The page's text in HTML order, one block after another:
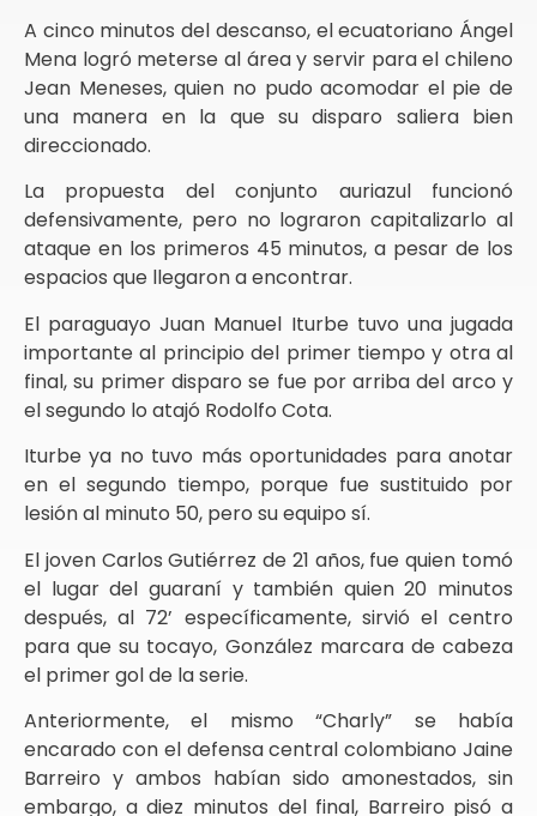
A cinco minutos del descanso, el ecuatoriano Ángel
Mena logró meterse al área y servir para el chileno
Jean Meneses, quien no pudo acomodar el pie de
una manera en la que su disparo saliera bien
direccionado.
La propuesta del conjunto auriazul funcionó
defensivamente, pero no lograron capitalizarlo al
ataque en los primeros 45 minutos, a pesar de los
espacios que llegaron a encontrar.
El paraguayo Juan Manuel Iturbe tuvo una jugada
importante al principio del primer tiempo y otra al
final, su primer disparo se fue por arriba del arco y
el segundo lo atajó Rodolfo Cota.
Iturbe ya no tuvo más oportunidades para anotar
en el segundo tiempo, porque fue sustituido por
lesión al minuto 50, pero su equipo sí.
El joven Carlos Gutiérrez de 21 años, fue quien tomó
el lugar del guaraní y también quien 20 minutos
después, al 72’ específicamente, sirvió el centro
para que su tocayo, González marcara de cabeza
el primer gol de la serie.
Anteriormente, el mismo “Charly” se había
encarado con el defensa central colombiano Jaine
Barreiro y ambos habían sido amonestados, sin
embargo, a diez minutos del final, Barreiro pisó a